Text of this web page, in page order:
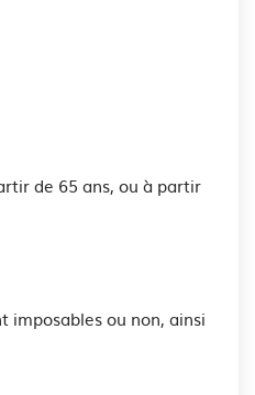
de 65 ans, ou à partir
imposables ou non, ainsi